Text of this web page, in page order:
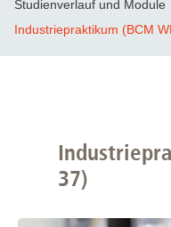
Studienverlauf und Module
Industriepraktikum (BCM
37)